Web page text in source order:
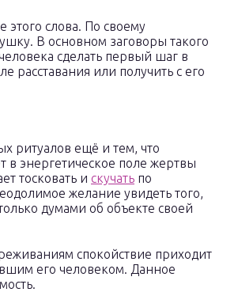
этого слова. По своему
В основном заговоры такого
сделать первый шаг в
расставания или получить с его
ритуалов ещё и тем, что
в энергетическое поле жертвы
тосковать и скучать по
желание увидеть того,
думами об объекте своей
спокойствие приходит
его человеком. Данное